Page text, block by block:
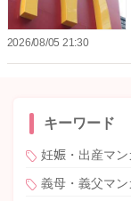
2026/08/05 21:30
キーワード
妊娠・出産マン
義母・義父マン